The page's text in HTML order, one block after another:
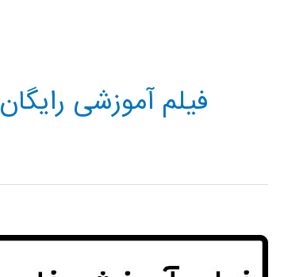
فیلم آموزشی رایگان GITHUB